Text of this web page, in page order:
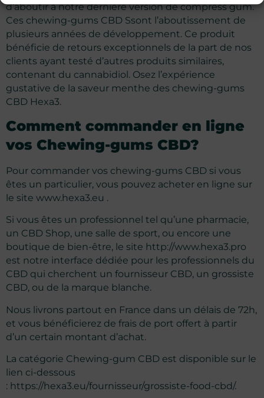
d’aboutir à notre dernière version de compress gum.
Ces chewing-gums CBD Ssont l’aboutissement de
plusieurs années de développement. Ce produit
bénéficie de retours exceptionnels de la part de nos
clients ayant testé d’autres produits similaires,
contenant du cannabidiol. Osez l’expérience
gustative de la saveur menthe des chewing-gums
CBD Hexa3.
Comment commander en ligne
vos Chewing-gums CBD?
Pour commander vos chewing-gums CBD si vous
êtes un particulier, vous pouvez acheter en ligne sur
le site www.hexa3.eu .
Si vous êtes un professionnel tel qu’une pharmacie,
un CBD Shop, une salle de sport, ou encore une
boutique de bien-être, le site http://www.hexa3.pro
est notre interface dédiée pour les professionnels du
CBD qui cherchent un fournisseur CBD, un grossiste
CBD, ou de la marque blanche.
Nous livrons partout en France dans un délais de 72h,
et vous bénéficierez de frais de port offert à partir
d’un certain montant d’achat.
La catégorie Chewing-gum CBD est disponible sur le
lien ci-dessous
: https://hexa3.eu/fournisseur/grossiste-food-cbd/.